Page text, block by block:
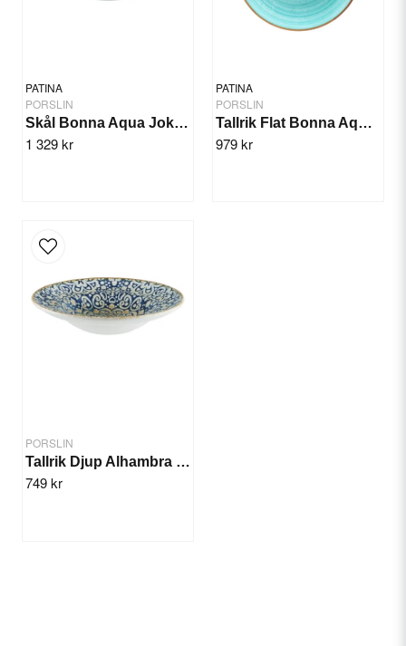
PATINA
PORSLIN
Skål Bonna Aqua Joker 14cm/12st
1 329 kr
PATINA
PORSLIN
Tallrik Flat Bonna Aqua 30cm/6st
979 kr
PORSLIN
Tallrik Djup Alhambra 27cm/6st
749 kr